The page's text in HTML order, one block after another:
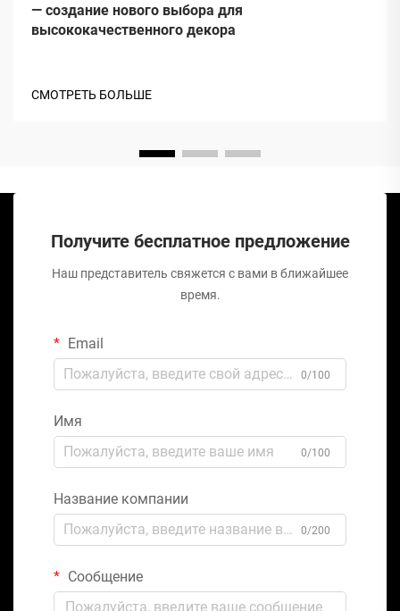
— создание нового выбора для
высококачественного декора
СМОТРЕТЬ БОЛЬШЕ
Получите бесплатное предложение
Наш представитель свяжется с вами в ближайшее
время.
Email
0/100
Имя
0/100
Название компании
0/200
Сообщение